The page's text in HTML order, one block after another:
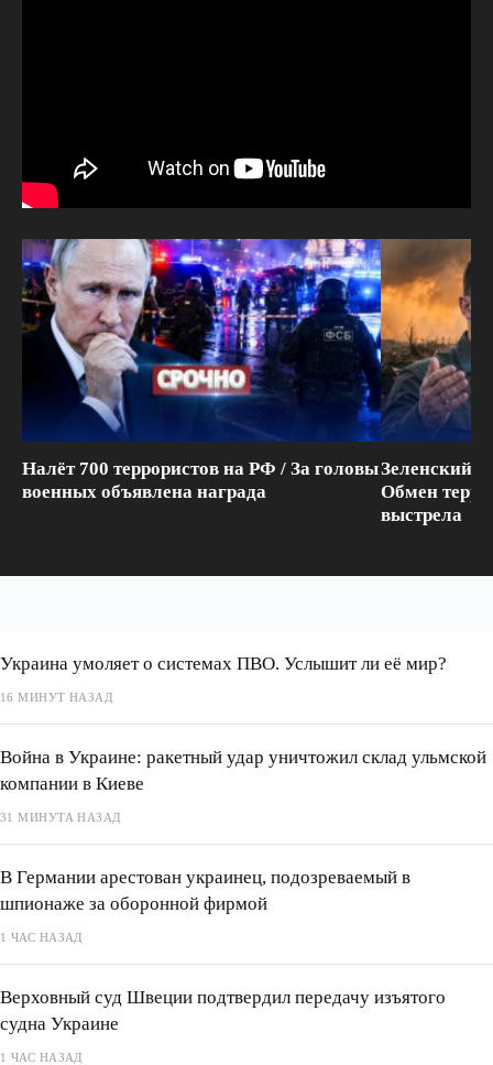
Налёт 700 террористов на РФ / За головы
военных объявлена награда
Зеленский
Обмен
выстрела
Украина умоляет о системах ПВО. Услышит ли её мир?
16 МИНУТ НАЗАД
Война в Украине: ракетный удар уничтожил склад ульмской
компании в Киеве
31 МИНУТА НАЗАД
В Германии арестован украинец, подозреваемый в
шпионаже за оборонной фирмой
1 ЧАС НАЗАД
Верховный суд Швеции подтвердил передачу изъятого
судна Украине
1 ЧАС НАЗАД